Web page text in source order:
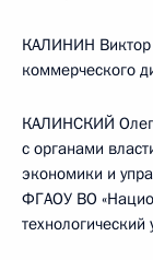
КАЛИНИН Виктор
коммерческого
КАЛИНСКИЙ Олег
с органами
экономики и
ФГАОУ ВО